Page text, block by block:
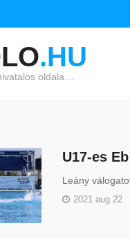
.HU
oldala…
U17-es
Leány
2021 aug 22